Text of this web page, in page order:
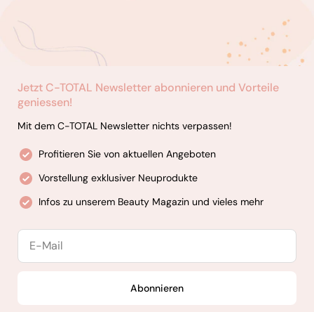
Jetzt C-TOTAL Newsletter abonnieren und Vorteile
geniessen!
Mit dem C-TOTAL Newsletter nichts verpassen!
Profitieren Sie von aktuellen Angeboten
Vorstellung exklusiver Neuprodukte
Infos zu unserem Beauty Magazin und vieles mehr
E-
Abonnieren